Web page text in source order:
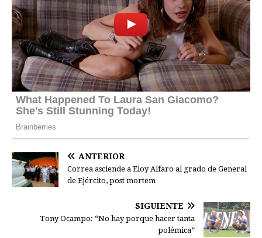
ANTERIOR
Correa asciende a Eloy Alfaro al grado de General
de Ejército, post mortem
SIGUIENTE
Tony Ocampo: “No hay porque hacer tanta
polémica”